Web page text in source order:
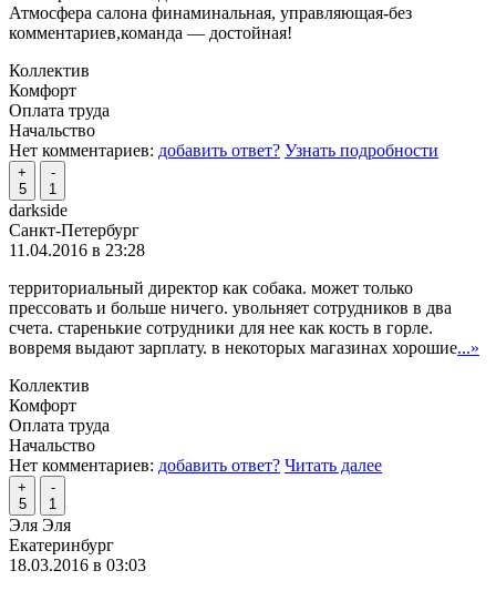
Атмосфера салона финаминальная, управляющая-без
комментариев,команда — достойная!
Коллектив
Комфорт
Оплата труда
Начальство
Нет комментариев: добавить ответ? Узнать подробности
+
5
-
1
darkside
Санкт-Петербург
11.04.2016 в 23:28
территориальный директор как собака. может только
прессовать и больше ничего. увольняет сотрудников в два
счета. старенькие сотрудники для нее как кость в горле.
вовремя выдают зарплату. в некоторых магазинах хорошие...»
Коллектив
Комфорт
Оплата труда
Начальство
Нет комментариев: добавить ответ? Читать далее
+
5
-
1
Эля Эля
Екатеринбург
18.03.2016 в 03:03